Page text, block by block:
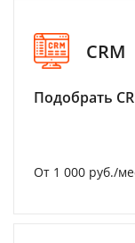
CRM
Подобрать
От 1 000 руб./